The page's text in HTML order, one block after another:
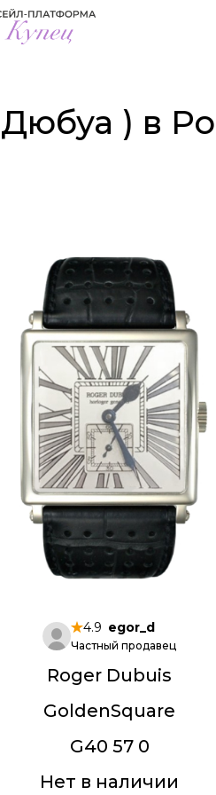
) в
4.9 egor_d
Частный продавец
Roger Dubuis
GoldenSquare
G40 57 0
Нет в наличии